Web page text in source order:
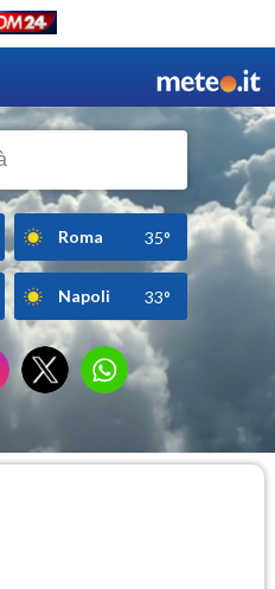
Roma 35°
Napoli 33°